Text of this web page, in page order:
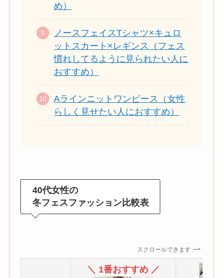
め）
ノースフェイスTシャツ×キュロ
ットスカート×レギンス（フェス
慣れしてるように見られたい人に
おすすめ）
Aラインニットワンピース（女性
らしく見せたい人におすすめ）
40代女性の
冬フェスファッション比較表
スクロールできます
＼ 1番おすすめ ／